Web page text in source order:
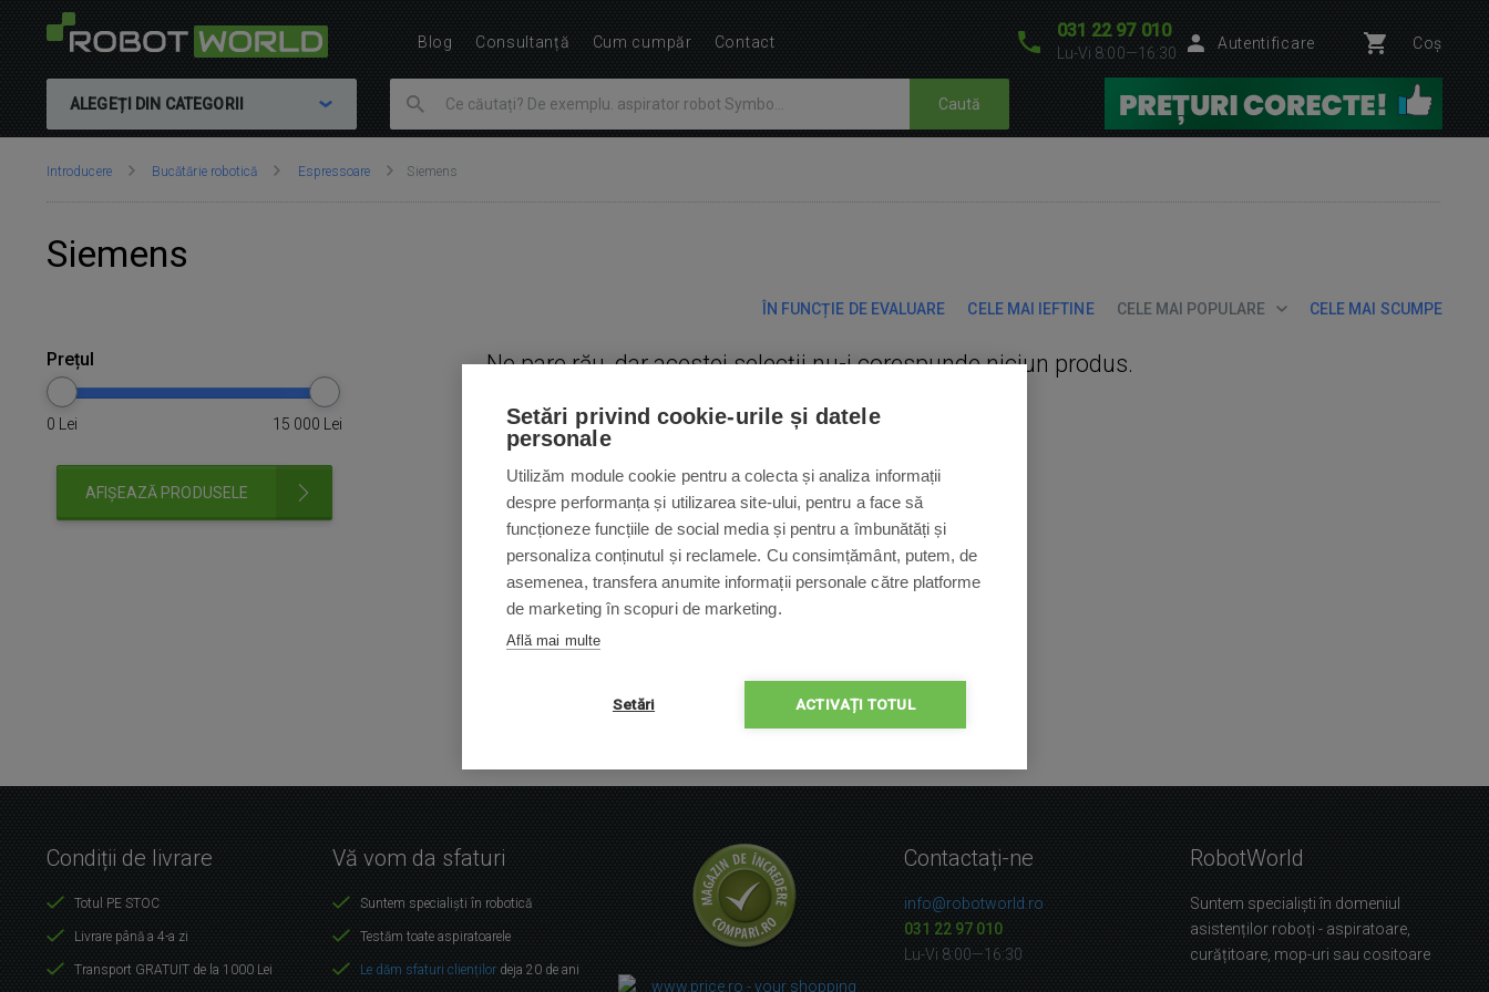
031 22 97 010
Lu-Vi 8:00—16:30
Autentificare Coș
ALEGEȚI DIN CATEGORII Caută
Vă
Introducere Bucătărie robotică Espressoare Siemens
Siemens
ÎN FUNCȚIE DE EVALUARE CELE MAI IEFTINE CELE MAI POPULARE CELE MAI SCUMPE
Ne pare rău, dar acestei selecții nu-i corespunde niciun produs.
Prețul
0 Lei 15 000 Lei
AFIȘEAZĂ PRODUSELE
Blog Consultanță Cum cumpăr Contact
Condiții de livrare
Totul PE STOC
Livrare până a 4-a zi
Transport GRATUIT de la 1000 Lei
Vă vom da sfaturi
Suntem specialiști în robotică
Testăm toate aspiratoarele
Le dăm sfaturi clienților deja 20 de ani
Contactați-ne
info@robotworld.ro
031 22 97 010
Lu-Vi 8:00—16:30
RobotWorld
Suntem specialiști în domeniul
asistenților roboți - aspiratoare,
curățitoare, mop-uri sau cositoare
Setări privind cookie-urile și datele
personale
Utilizăm module cookie pentru a colecta și analiza informații
despre performanța și utilizarea site-ului, pentru a face să
funcționeze funcțiile de social media și pentru a îmbunătăți și
personaliza conținutul și reclamele. Cu consimțământ, putem, de
asemenea, transfera anumite informații personale către platforme
de marketing în scopuri de marketing.
Află mai multe
Setări ACTIVAȚI TOTUL